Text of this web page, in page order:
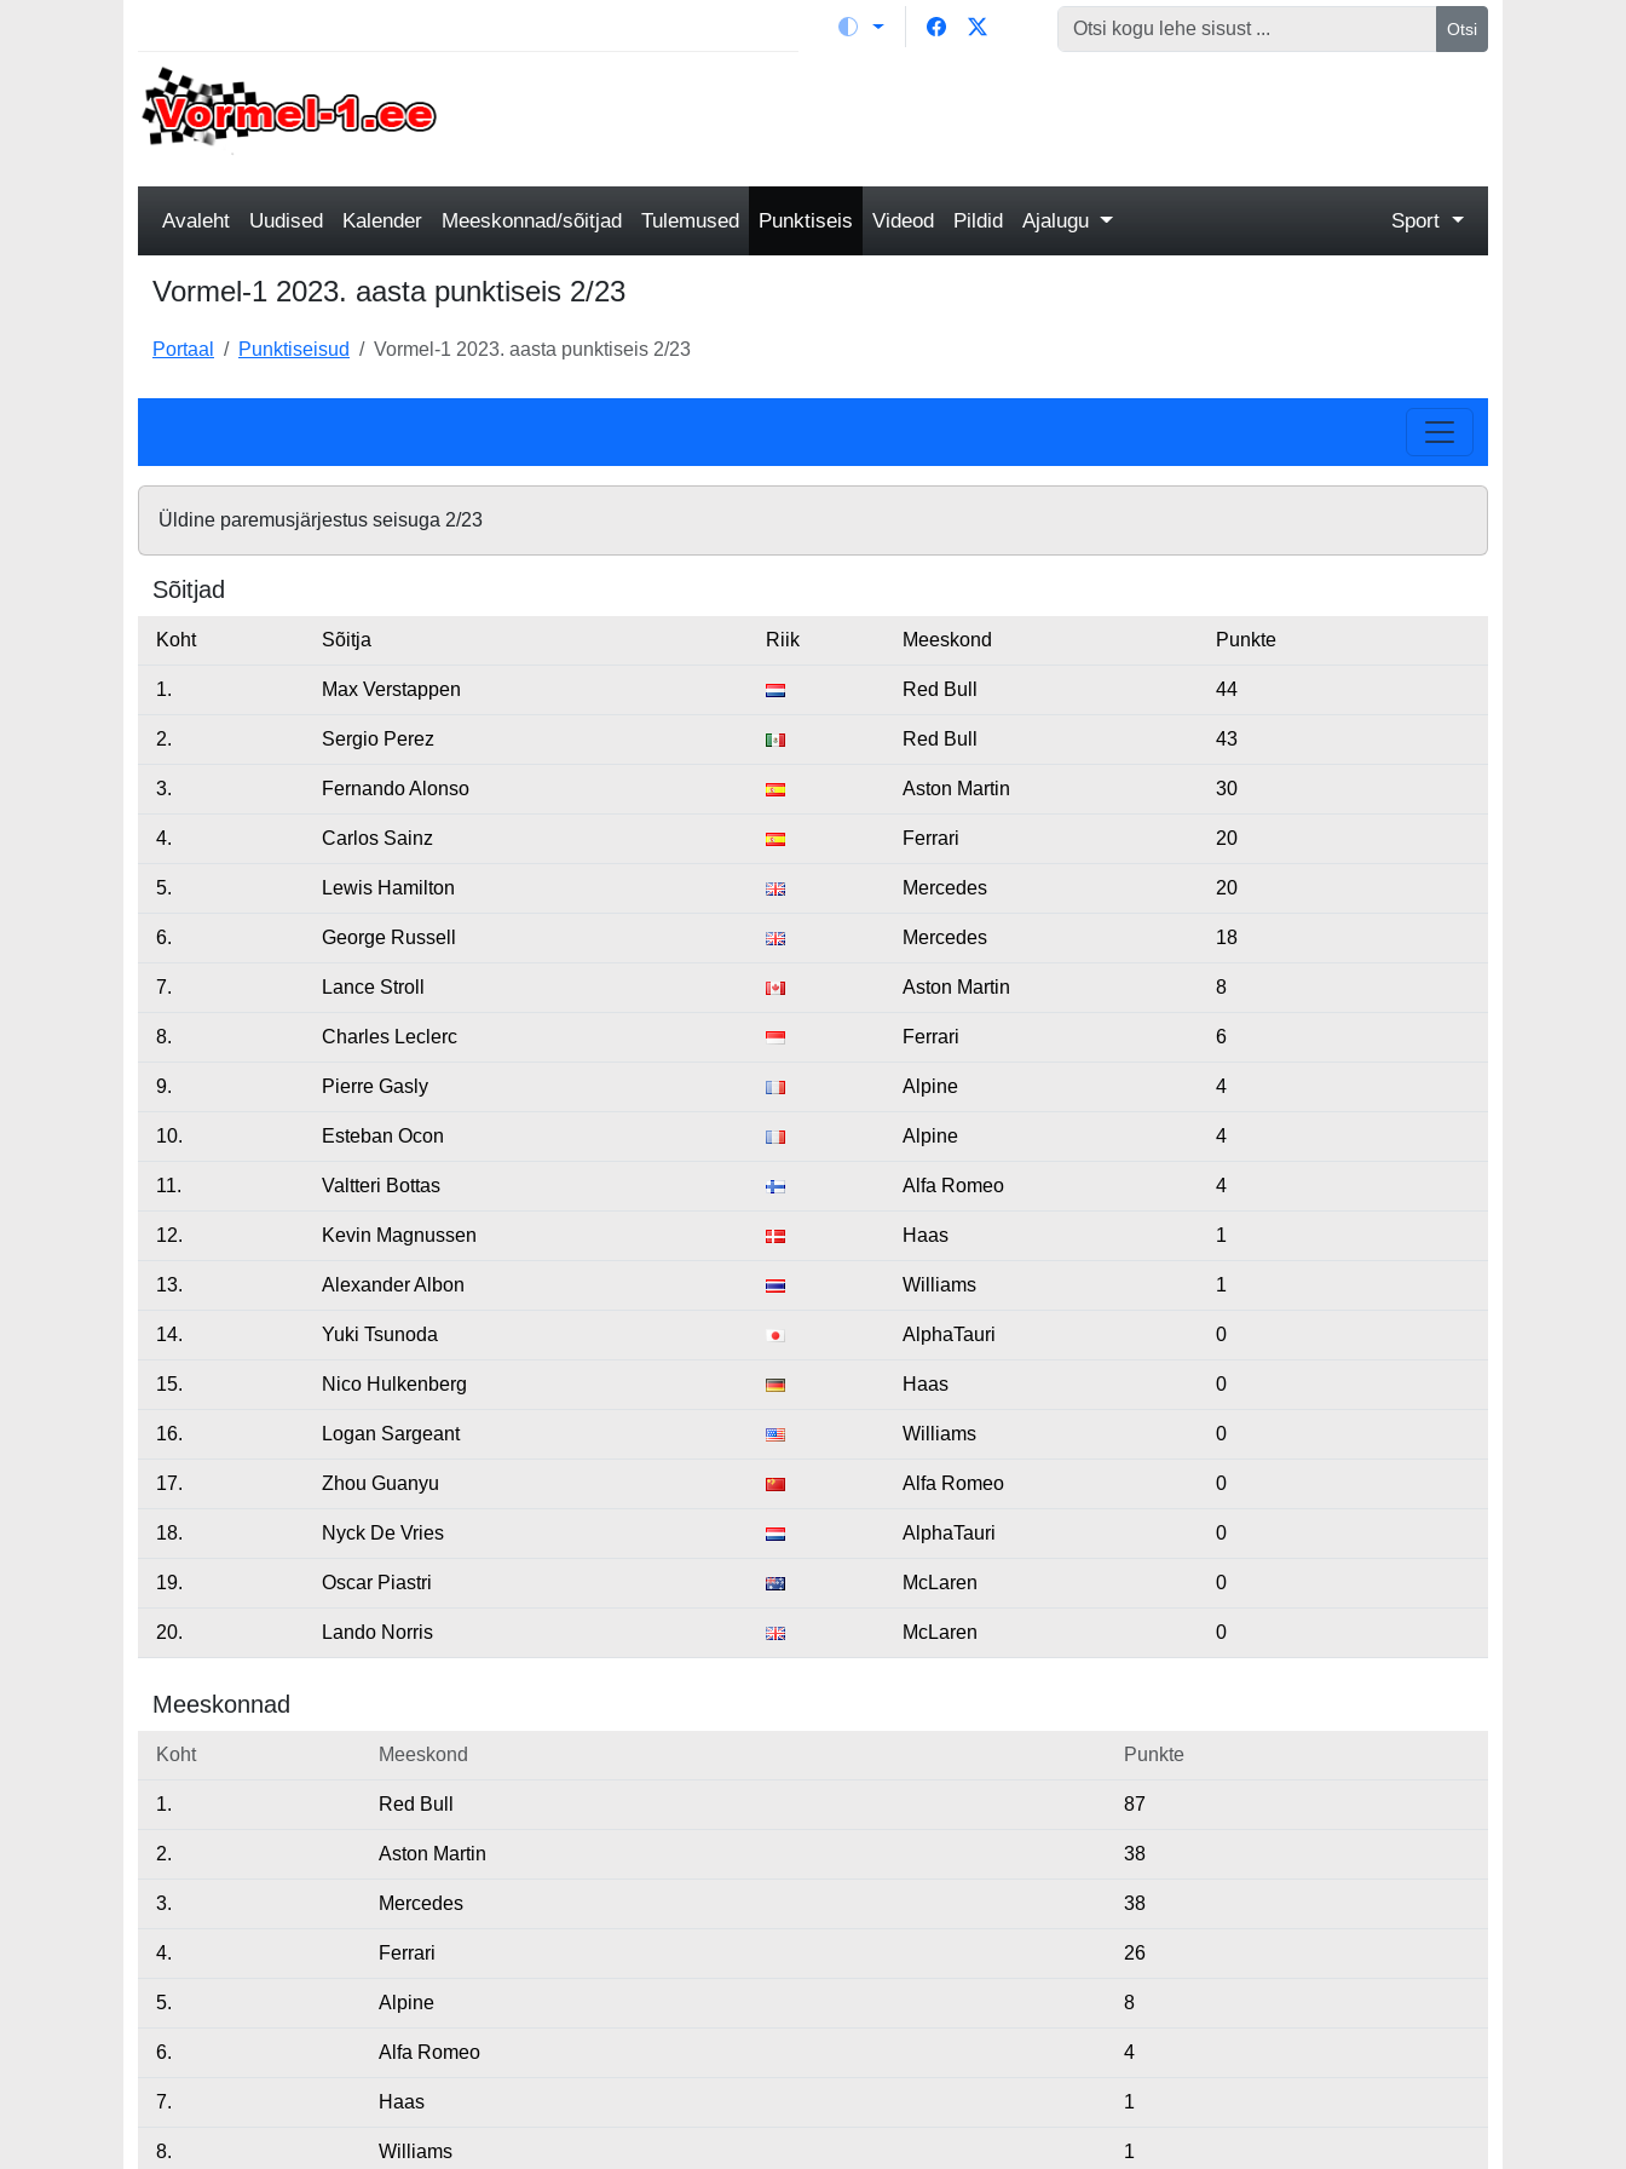
Otsi
Avaleht Uudised Kalender Meeskonnad/sõitjad Tulemused Punktiseis Videod Pildid Ajalugu Sport
Vormel-1 2023. aasta punktiseis 2/23
Portaal Punktiseisud Vormel-1 2023. aasta punktiseis 2/23
Üldine paremusjärjestus seisuga 2/23
Sõitjad
Koht Sõitja Riik Meeskond Punkte
1. Max Verstappen Red Bull 44
2. Sergio Perez Red Bull 43
3. Fernando Alonso Aston Martin 30
4. Carlos Sainz Ferrari 20
5. Lewis Hamilton Mercedes 20
6. George Russell Mercedes 18
7. Lance Stroll Aston Martin 8
8. Charles Leclerc Ferrari 6
9. Pierre Gasly Alpine 4
10. Esteban Ocon Alpine 4
11. Valtteri Bottas Alfa Romeo 4
12. Kevin Magnussen Haas 1
13. Alexander Albon Williams 1
14. Yuki Tsunoda AlphaTauri 0
15. Nico Hulkenberg Haas 0
16. Logan Sargeant Williams 0
17. Zhou Guanyu Alfa Romeo 0
18. Nyck De Vries AlphaTauri 0
19. Oscar Piastri McLaren 0
20. Lando Norris McLaren 0
Meeskonnad
Koht Meeskond Punkte
1. Red Bull 87
2. Aston Martin 38
3. Mercedes 38
4. Ferrari 26
5. Alpine 8
6. Alfa Romeo 4
7. Haas 1
8. Williams 1